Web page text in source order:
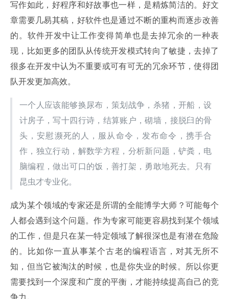
写作如此，好程序和好故事也一样，是精炼简洁的。好文
章需要几易其稿，好软件也是通过不断的重构而逐步改善
的。软件开发中让工作变得简单也是去掉冗余的一种表
现，比如更多的团队从传统开发模式转向了敏捷，去掉了
很多在开发中认为不重要或可有可无的冗余环节，使得团
队开发更加高效。
一个人应该能够换尿布，策划战争，杀猪，开船，设
计房子，写十四行诗，结算账户，砌墙，接脱臼的骨
头，安慰濒死的人，服从命令，发布命令，携手合
作，独立行动，解数学方程，分析新问题，铲粪，电
脑编程，做出可口的饭，善打架，勇敢地死去。只有
昆虫才专业化。
成为某个领域的专家还是所谓的全能博学大师？可能每个
人都会遇到这个问题。作为专家可能更容易找到某个领域
的工作，但是只在某一特定领域了解很深也是有潜在危险
的。比如你一直从事某个古老的编程语言，对其无所不
知，但当它被淘汰的时候，也是你失业的时候。所以你更
需要找到一个深度和广度的平衡，才能持续提高自己的竞
争力。